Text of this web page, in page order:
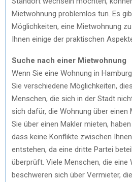
Mietwohnung problemlos tun. Es
Möglichkeiten, eine Mietwohnung
Ihnen einige der praktischen
Suche nach einer Mietwohnung
Wenn Sie eine Wohnung in
Sie verschiedene Möglichkeiten,
Menschen, die sich in der Stadt
sich dafür, die Wohnung über einen
Sie über einen Makler mieten,
dass keine Konflikte zwischen
entstehen, da eine dritte Partei
überprüft. Viele Menschen, die eine
beschweren sich über Vermieter,